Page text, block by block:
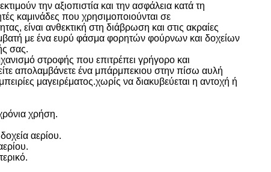
την αξιοπιστία και την ασφάλεια κατά τη
καμινάδες που χρησιμοποιούνται σε
είναι ανθεκτική στη διάβρωση και στις ακραίες
με ένα ευρύ φάσμα φορητών φούρνων και δοχείων
σας.
στροφής που επιτρέπει γρήγορο και
απολαμβάνετε ένα μπάρμπεκιου στην πίσω αυλή
μαγειρέματος.χωρίς να διακυβεύεται η αντοχή ή
χρήση.
αερίου.